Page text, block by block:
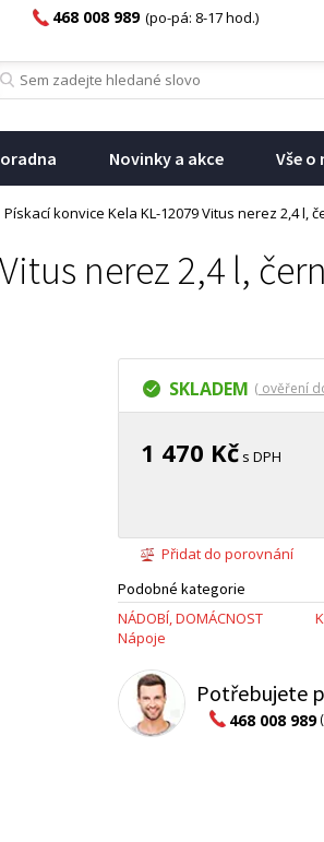
468 008 989 (po-pá: 8-17 hod.)
Novinky a akce Vše o
Pískací konvice Kela KL-12079 Vitus nerez 2,4 l,
nerez 2,4 l,
SKLADEM ( ověření
1 470 Kč s DPH
Přidat do porovnání
Podobné kategorie
NÁDOBÍ, DOMÁCNOST
Nápoje
Potřebujete
468 008 989